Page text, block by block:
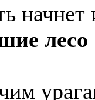
начнет
лесо